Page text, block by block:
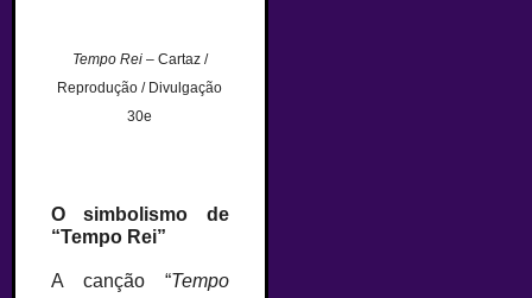
Tempo Rei– Cartaz /
Reprodução / Divulgação
30e
O simbolismo de
“Tempo Rei”
A canção “Tempo